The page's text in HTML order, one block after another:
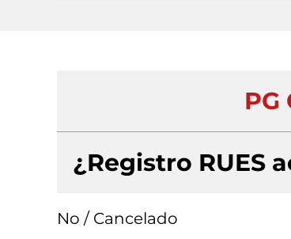
PG
¿Registro RUES
No / Cancelado